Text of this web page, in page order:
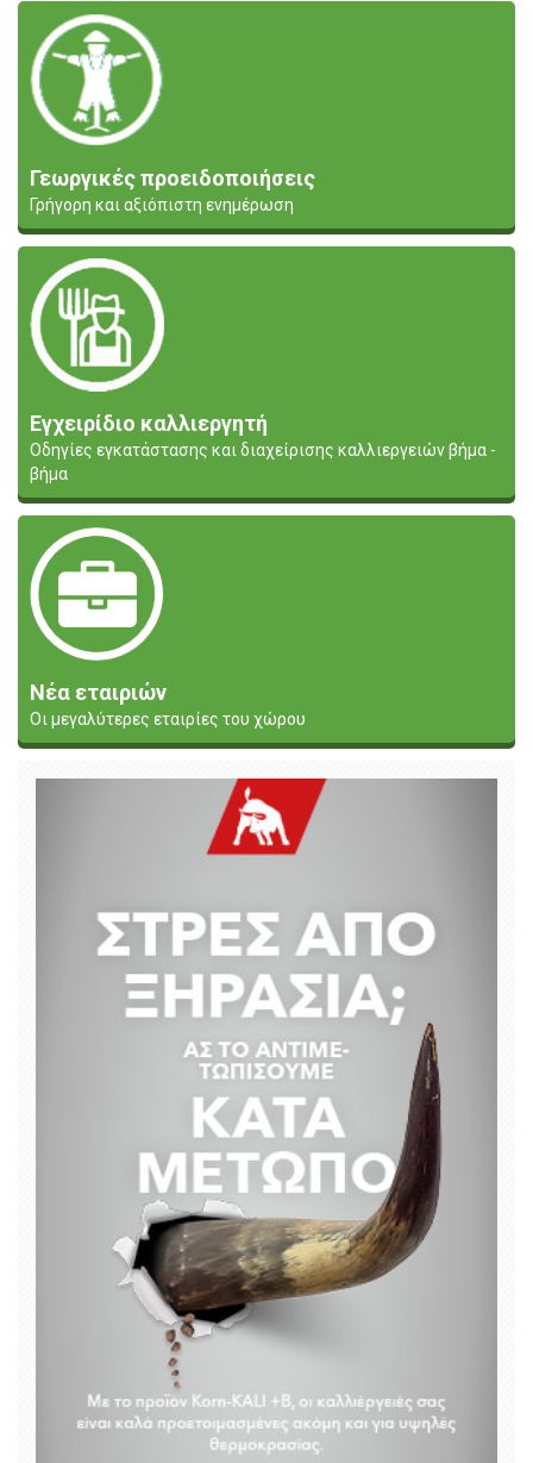
Γεωργικές προειδοποιήσεις
Γρήγορη και αξιόπιστη ενημέρωση
Εγχειρίδιο καλλιεργητή
Οδηγίες εγκατάστασης και διαχείρισης καλλιεργειών βήμα -
βήμα
Νέα εταιριών
Οι μεγαλύτερες εταιρίες του χώρου